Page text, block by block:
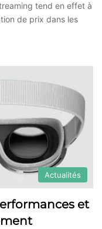
tend en effet à
de prix dans les
Actualités
et